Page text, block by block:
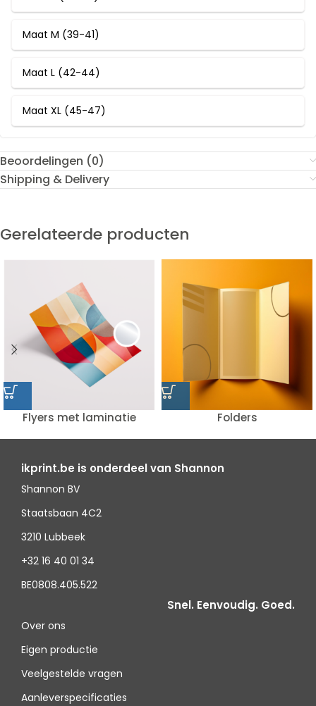
Maat M (39-41)
Maat L (42-44)
Maat XL (45-47)
Beoordelingen (0)
Shipping & Delivery
Gerelateerde producten
Flyers met laminatie Folders
ikprint.be is onderdeel van Shannon
Shannon BV
Staatsbaan 4C2
3210 Lubbeek
+32 16 40 01 34
BE0808.405.522
Snel. Eenvoudig. Goed.
Over ons
Eigen productie
Veelgestelde vragen
Aanleverspecificaties